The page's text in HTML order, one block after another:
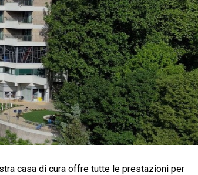
casa di cura offre tutte le prestazioni per